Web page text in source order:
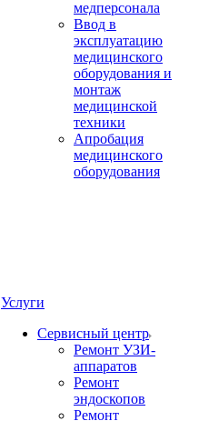
медперсонала
Ввод в
эксплуатацию
медицинского
оборудования и
монтаж
медицинской
техники
Апробация
медицинского
оборудования
Услуги
Сервисный центр
Ремонт УЗИ-
аппаратов
Ремонт
эндоскопов
Ремонт